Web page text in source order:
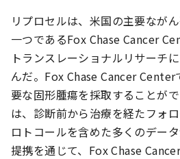
リプロセルは、米国の主要なが
一つであるFox Chase Cancer
トランスレーショナルリサーチ
んだ。Fox Chase Cancer Center
要な固形腫瘍を採取することが
は、診断前から治療を経たフォ
ロトコールを含めた多くのデー
提携を通じて、Fox Chase